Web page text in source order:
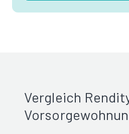
Vergleich